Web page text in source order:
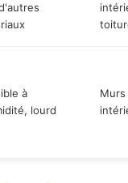
à
lourd